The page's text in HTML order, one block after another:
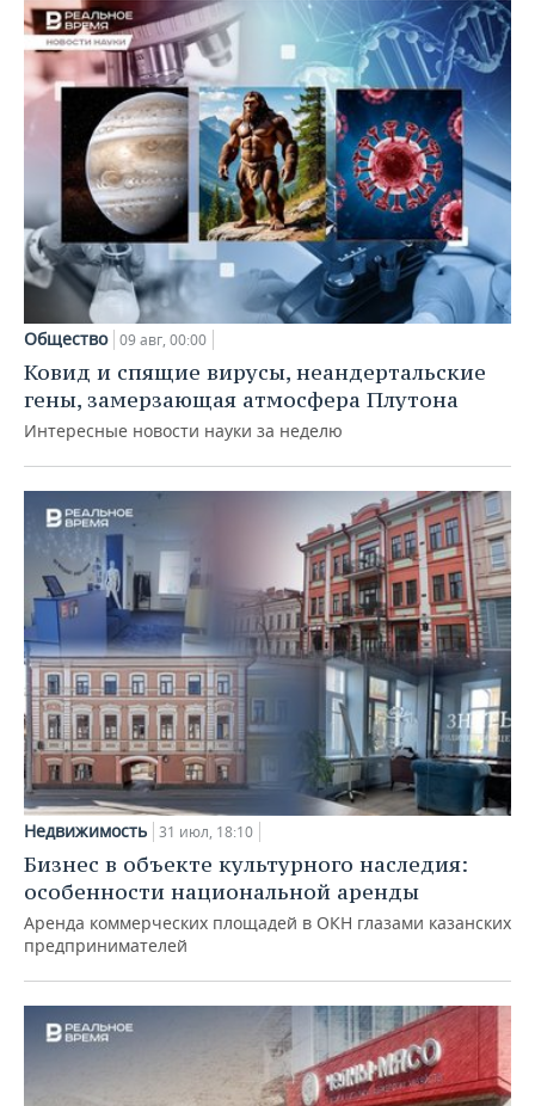
Общество 09 авг, 00:00
Ковид и спящие вирусы, неандертальские
гены, замерзающая атмосфера Плутона
Интересные новости науки за неделю
Недвижимость 31 июл, 18:10
Бизнес в объекте культурного наследия:
особенности национальной аренды
Аренда коммерческих площадей в ОКН глазами казанских
предпринимателей